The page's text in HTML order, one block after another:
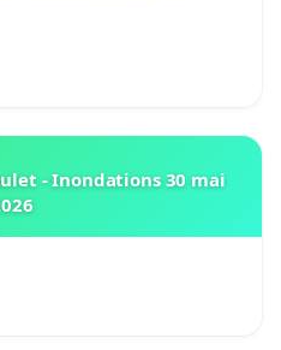
- Inondations 30 mai